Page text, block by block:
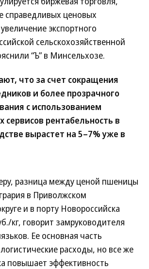
справедливых ценовых
экспортного
сельскохозяйственной
“Ъ” в Минсельхозе.
что за счет сокращения
и более прозрачного
с использованием
сервисов рентабельность в
вырастет на 5–7% уже в
разница между ценой пшеницы
в Приволжском
и в порту Новороссийска
кг, говорит замруководителя
Ее основная часть
расходы, но все же
повышает эффективность